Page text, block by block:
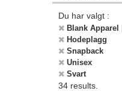
Du har valgt :
Blank
Hodeplagg
Snapback
Unisex
Svart
34 results.